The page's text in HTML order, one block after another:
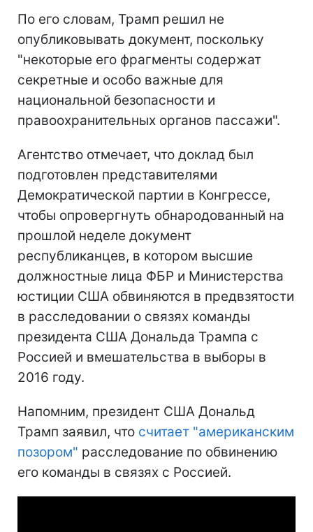
По его словам, Трамп решил не
опубликовывать документ, поскольку
"некоторые его фрагменты содержат
секретные и особо важные для
национальной безопасности и
правоохранительных органов пассажи".
Агентство отмечает, что доклад был
подготовлен представителями
Демократической партии в Конгрессе,
чтобы опровергнуть обнародованный на
прошлой неделе документ
республиканцев, в котором высшие
должностные лица ФБР и Министерства
юстиции США обвиняются в предвзятости
в расследовании о связях команды
президента США Дональда Трампа с
Россией и вмешательства в выборы в
2016 году.
Напомним, президент США Дональд
Трамп заявил, что считает "американским
позором" расследование по обвинению
его команды в связях с Россией.